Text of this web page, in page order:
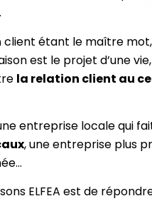
client étant le maître
est le projet d’une vie,
la relation client au
entreprise locale qui
, une entreprise plus
ELFEA est de